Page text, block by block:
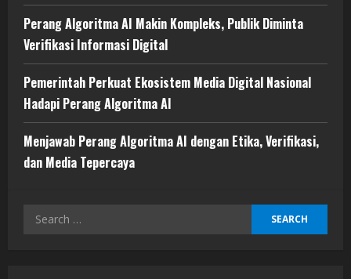
Perang Algoritma AI Makin Kompleks, Publik Diminta
Verifikasi Informasi Digital
Pemerintah Perkuat Ekosistem Media Digital Nasional
Hadapi Perang Algoritma AI
Menjawab Perang Algoritma AI dengan Etika, Verifikasi,
dan Media Tepercaya
Search